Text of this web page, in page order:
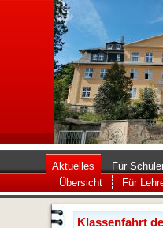
Aktuelles Für
Übersicht
Für
Klassenfahrt